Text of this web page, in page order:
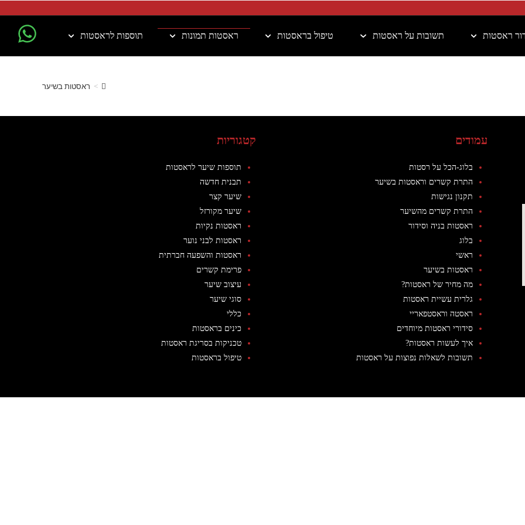
ראסטות תשובות על ראסטות טיפול בראסטות ראסטות תמונות תוספות לראסטות
> ראסטות בשיער
עמודים
בלוג-הכל על רסטות
התרת קשרים וראסטות בשיער
תקנון נגישות
התרת קשרים מהשיער
ראסטות בניה וסידור
בלוג
ראשי
ראסטות בשיער
מה מחיר של ראסטות?
גלרית עשיית ראסטות
ראסטה וראסטפאריי
סידורי ראסטות מיוחדים
איך לעשות ראסטות?
תשובות לשאלות נפוצות על ראסטות
קטגוריות
תוספות שיער לראסטות
תבנית חדשה
שיער קצר
שיער מקורזל
ראסטות נקיות
ראסטות לבני נוער
ראסטות והשפעה חברתית
פרימת קשרים
עיצוב שיער
סוגי שיער
כללי
כינים בראסטות
טכניקות בסריגת ראסטות
טיפול בראסטות